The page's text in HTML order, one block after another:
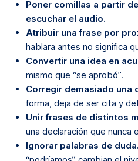
Poner comillas a partir
escuchar el audio.
Atribuir una frase por
hablara antes no significa
Convertir una idea en
mismo que “se aprobó”.
Corregir demasiado una
forma, deja de ser cita y
Unir frases de distintos
una declaración que nunca
Ignorar palabras de duda.